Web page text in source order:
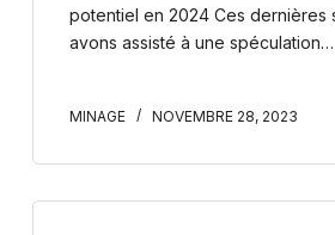
potentiel en 2024 Ces dernières
avons assisté à une spéculation…
MINAGE NOVEMBRE 28, 2023